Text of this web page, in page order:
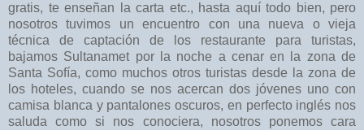
gratis, te enseñan la carta etc., hasta aquí todo bien, pero
nosotros tuvimos un encuentro con una nueva o vieja
técnica de captación de los restaurante para turistas,
bajamos Sultanamet por la noche a cenar en la zona de
Santa Sofía, como muchos otros turistas desde la zona de
los hoteles, cuando se nos acercan dos jóvenes uno con
camisa blanca y pantalones oscuros, en perfecto inglés nos
saluda como si nos conociera, nosotros ponemos cara